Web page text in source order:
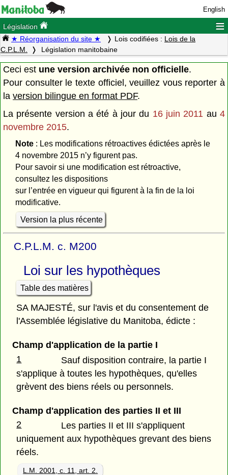
English
Législation ≡
★ Réorganisation du site ★ Lois codifiées : Lois de la
C.P.L.M.
Législation manitobaine
Ceci est une version archivée non officielle.
Pour consulter le texte officiel, veuillez vous reporter à
la version bilingue en format PDF.
La présente version a été à jour du 16 juin 2011 au4
novembre 2015.
Note: Les modifications rétroactives édictées après le
4 novembre 2015 n’y figurent pas.
Pour savoir si une modification est rétroactive,
consultez les dispositions
sur l’entrée en vigueur qui figurent à la fin de la loi
modificative.
Version la plus récente
C.P.L.M. c. M200
Loi sur les hypothèques
Table des matières
SA MAJESTÉ, sur l'avis et du consentement de
l'Assemblée législative du Manitoba, édicte :
Champ d'application de la partie I
1
Sauf disposition contraire, la partie I
s'applique à toutes les hypothèques, qu'elles
grèvent des biens réels ou personnels.
Champ d'application des parties II et III
2
Les parties II et III s'appliquent
uniquement aux hypothèques grevant des biens
réels.
L.M. 2001, c. 11, art. 2.